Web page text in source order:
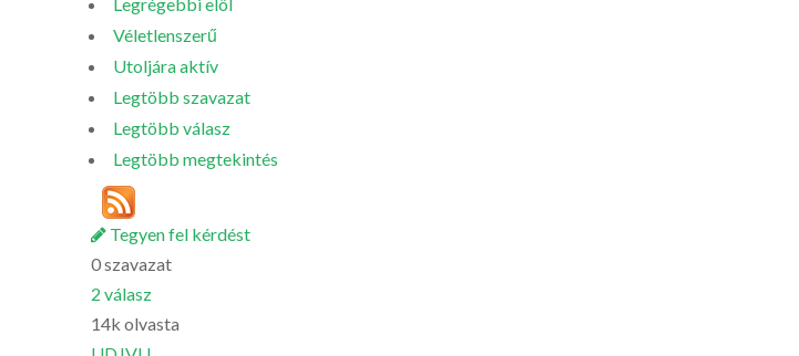
Véletlenszerű
Utoljára aktív
Legtöbb szavazat
Legtöbb válasz
Legtöbb megtekintés
Tegyen fel kérdést
0szavazat
2 válasz
14k olvasta